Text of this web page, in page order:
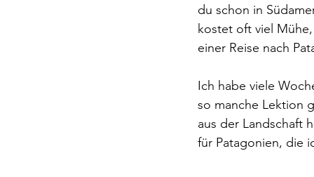
du schon in
kostet oft viel
einer Reise nach
Ich habe viele
so manche Lektion
aus der Landschaft
für Patagonien, die